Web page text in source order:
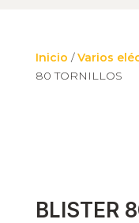
Inicio /Varios
80 TORNILLOS
BLISTER